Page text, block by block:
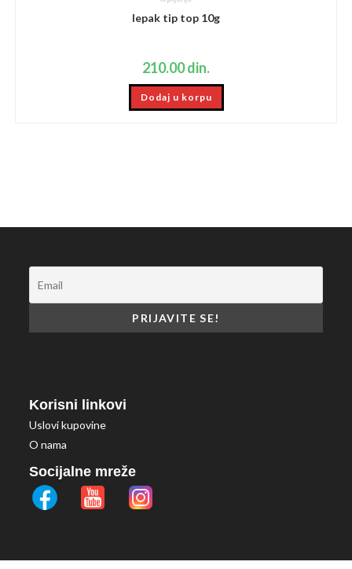
lepak tip top 10g
210.00din.
Dodaj u korpu
Korisni linkovi
Uslovi kupovine
O nama
Socijalne mreže